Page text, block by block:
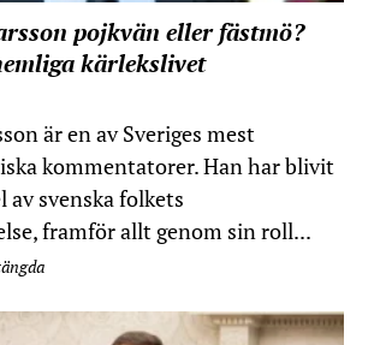
pojkvän eller fästmö?
kärlekslivet
är en av Sveriges mest
kommentatorer. Han har blivit
av svenska folkets
framför allt genom sin roll...